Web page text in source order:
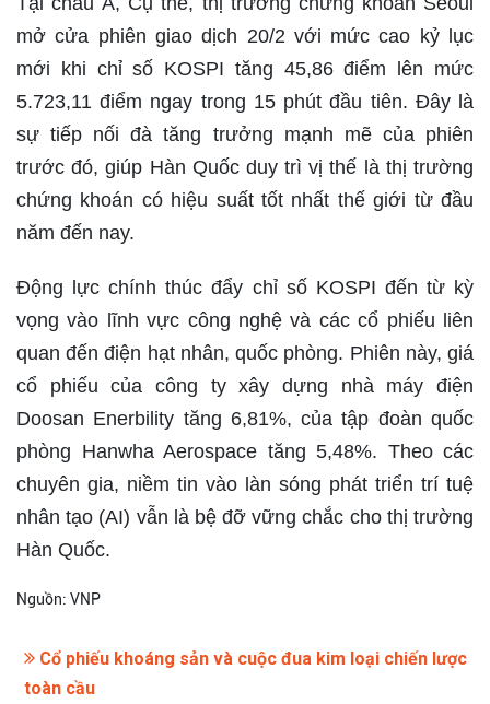
mở cửa phiên giao dịch 20/2 với mức cao kỷ lục
mới khi chỉ số KOSPI tăng 45,86 điểm lên mức
5.723,11 điểm ngay trong 15 phút đầu tiên. Đây là
sự tiếp nối đà tăng trưởng mạnh mẽ của phiên
trước đó, giúp Hàn Quốc duy trì vị thế là thị trường
chứng khoán có hiệu suất tốt nhất thế giới từ đầu
năm đến nay.
Động lực chính thúc đẩy chỉ số KOSPI đến từ kỳ
vọng vào lĩnh vực công nghệ và các cổ phiếu liên
quan đến điện hạt nhân, quốc phòng. Phiên này, giá
cổ phiếu của công ty xây dựng nhà máy điện
Doosan Enerbility tăng 6,81%, của tập đoàn quốc
phòng Hanwha Aerospace tăng 5,48%. Theo các
chuyên gia, niềm tin vào làn sóng phát triển trí tuệ
nhân tạo (AI) vẫn là bệ đỡ vững chắc cho thị trường
Hàn Quốc.
Nguồn: VNP
Cổ phiếu khoáng sản và cuộc đua kim loại chiến lược
toàn cầu